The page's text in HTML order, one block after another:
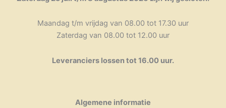
Maandag t/m vrijdag van 08.00 tot 17.30 uur
Zaterdag van 08.00 tot 12.00 uur
Leveranciers lossen tot 16.00 uur.
Algemene informatie